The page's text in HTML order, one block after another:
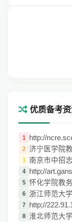
优质备考
1 http://
2 济宁医学院
3 南京市中招
4 http;//
5 怀化学院教
6 浙江师范大
7 http;//
8 淮北师范大